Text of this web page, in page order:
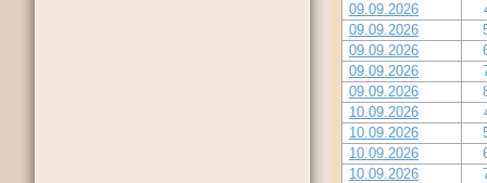
09.09.2026
09.09.2026
09.09.2026
09.09.2026
09.09.2026
10.09.2026
10.09.2026
10.09.2026
10.09.2026